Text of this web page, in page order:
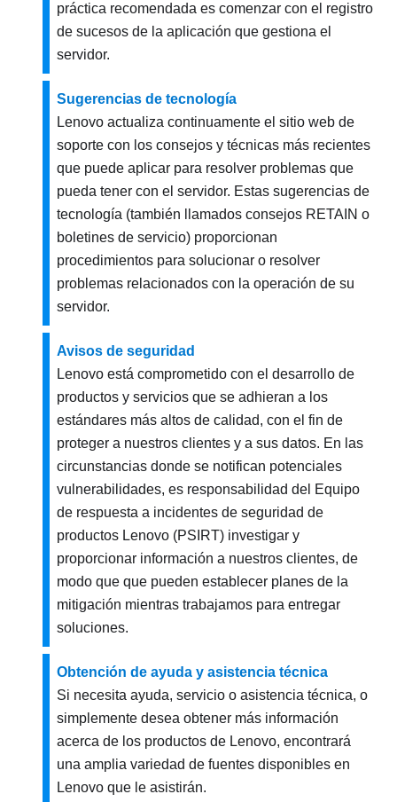
práctica recomendada es comenzar con el registro
de sucesos de la aplicación que gestiona el
servidor.
Sugerencias de tecnología
Lenovo actualiza continuamente el sitio web de
soporte con los consejos y técnicas más recientes
que puede aplicar para resolver problemas que
pueda tener con el servidor. Estas sugerencias de
tecnología (también llamados consejos RETAIN o
boletines de servicio) proporcionan
procedimientos para solucionar o resolver
problemas relacionados con la operación de su
servidor.
Avisos de seguridad
Lenovo está comprometido con el desarrollo de
productos y servicios que se adhieran a los
estándares más altos de calidad, con el fin de
proteger a nuestros clientes y a sus datos. En las
circunstancias donde se notifican potenciales
vulnerabilidades, es responsabilidad del Equipo
de respuesta a incidentes de seguridad de
productos Lenovo (PSIRT) investigar y
proporcionar información a nuestros clientes, de
modo que que pueden establecer planes de la
mitigación mientras trabajamos para entregar
soluciones.
Obtención de ayuda y asistencia técnica
Si necesita ayuda, servicio o asistencia técnica, o
simplemente desea obtener más información
acerca de los productos de Lenovo, encontrará
una amplia variedad de fuentes disponibles en
Lenovo que le asistirán.